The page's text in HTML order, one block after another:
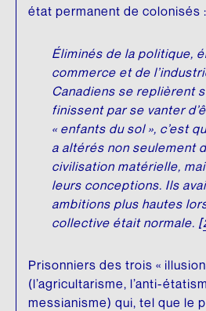
état permanent de colonisés :
Éliminés de la politique,
commerce et de
Canadiens se replièrent
finissent par se vanter
« enfants du sol », c’est
a altérés non seulement
civilisation matérielle,
leurs conceptions. Ils
ambitions plus hautes
collective était normale. [
Prisonniers des trois «
(l’agricultarisme, l’anti-
messianisme) qui, tel que le